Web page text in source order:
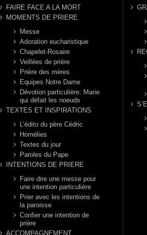
FAIRE FACE A LA MORT
MOMENTS DE PRIERE
Messe
Adoration eucharistique
Chapelet-Rosaire
Veillées de prière
Prière des mères
Equipes Notre Dame
Dévotion particulière: Marie
qui défait les noeuds
TEXTES ET INSPIRATIONS
L’édito du père Cédric
Homélies
Textes du jour
Paroles du Pape
INTENTIONS DE PRIERE
Faire dire une messe pour
une intention particulière
Prier avec les intentions de
la paroisse
Confier une intention de
prière
ACCOMPAGNEMENT